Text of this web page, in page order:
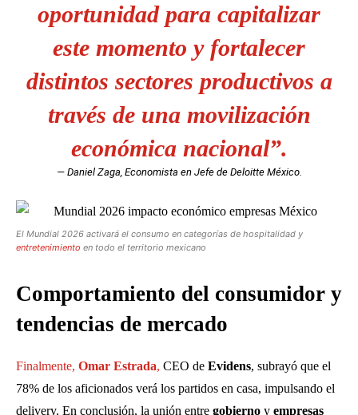
oportunidad para capitalizar
este momento y fortalecer
distintos sectores productivos a
través de una movilización
económica nacional”.
— Daniel Zaga, Economista en Jefe de Deloitte México.
El Mundial 2026 activará el consumo en categorías de hospitalidad y
entretenimiento en todo el territorio mexicano
Comportamiento del consumidor y
tendencias de mercado
Finalmente, Omar Estrada, CEO de Evidens, subrayó que el
78% de los aficionados verá los partidos en casa, impulsando el
delivery. En conclusión, la unión entre gobierno y empresas